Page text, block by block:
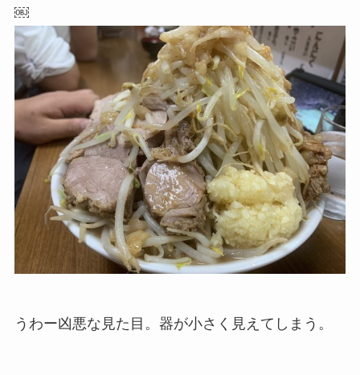
￼
うわー凶悪な見た目。器が小さく見えてしまう。